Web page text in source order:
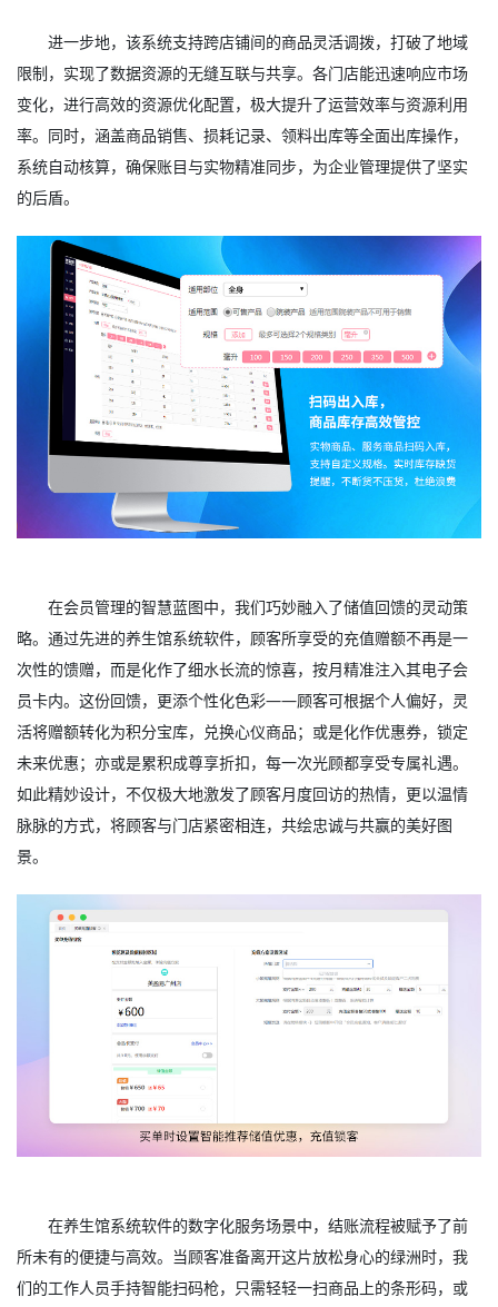
进一步地，该系统支持跨店铺间的商品灵活调拨，打破了地域
限制，实现了数据资源的无缝互联与共享。各门店能迅速响应市场
变化，进行高效的资源优化配置，极大提升了运营效率与资源利用
率。同时，涵盖商品销售、损耗记录、领料出库等全面出库操作，
系统自动核算，确保账目与实物精准同步，为企业管理提供了坚实
的后盾。
在会员管理的智慧蓝图中，我们巧妙融入了储值回馈的灵动策
略。通过先进的养生馆系统软件，顾客所享受的充值赠额不再是一
次性的馈赠，而是化作了细水长流的惊喜，按月精准注入其电子会
员卡内。这份回馈，更添个性化色彩——顾客可根据个人偏好，灵
活将赠额转化为积分宝库，兑换心仪商品；或是化作优惠券，锁定
未来优惠；亦或是累积成尊享折扣，每一次光顾都享受专属礼遇。
如此精妙设计，不仅极大地激发了顾客月度回访的热情，更以温情
脉脉的方式，将顾客与门店紧密相连，共绘忠诚与共赢的美好图
景。
在养生馆系统软件的数字化服务场景中，结账流程被赋予了前
所未有的便捷与高效。当顾客准备离开这片放松身心的绿洲时，我
们的工作人员手持智能扫码枪，只需轻轻一扫商品上的条形码，或